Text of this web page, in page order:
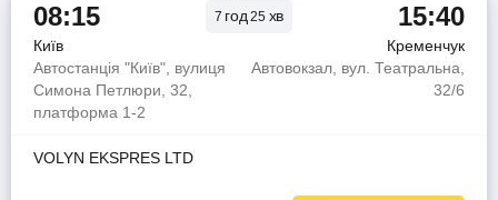
08:15 7 год25 хв 15:40
Київ
Кременчук
Автостанція "Київ", вулиця
Симона Петлюри, 32,
платформа 1-2
Автовокзал, вул. Театральна,
32/6
VOLYN EKSPRES LTD